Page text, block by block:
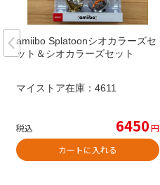
amiibo Splatoonシオカラーズセ
ット＆シオカラーズセット
マイストア在庫： 4611
税込 6450円
カートに入れる